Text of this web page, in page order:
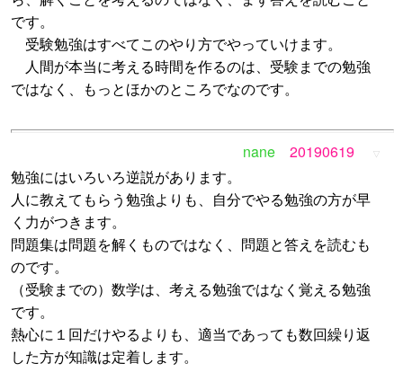
です。
受験勉強はすべてこのやり方でやっていけます。
人間が本当に考える時間を作るのは、受験までの勉強
ではなく、もっとほかのところでなのです。
nane 20190619 ▽
勉強にはいろいろ逆説があります。
人に教えてもらう勉強よりも、自分でやる勉強の方が早
く力がつきます。
問題集は問題を解くものではなく、問題と答えを読むも
のです。
（受験までの）数学は、考える勉強ではなく覚える勉強
です。
熱心に１回だけやるよりも、適当であっても数回繰り返
した方が知識は定着します。